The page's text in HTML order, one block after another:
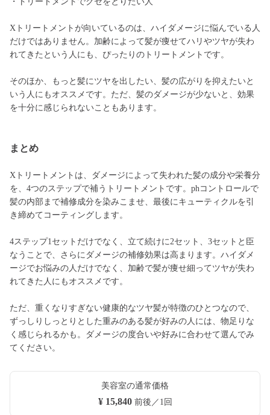
Xトリートメントが向いているのは、ハイダメージに悩んでいる人
だけではありません。加齢によって髪が痩せてハリやツヤが失わ
れてきたという人にも、ぴったりのトリートメントです。
そのほか、もっと髪にツヤを出したい、髪の広がりを抑えたいと
いう人にもオススメです。ただ、髪のダメージが少ないと、効果
を十分に感じられないこともあります。
まとめ
Xトリートメントは、ダメージによって失われた髪の成分や栄養分
を、4つのステップで補うトリートメントです。phコントロールで
髪の内部まで補修成分を染みこませ、最後にキューティクルを引
き締めてコーティングします。
4ステップ1セットだけでなく、立て続けに2セット、3セットと臣
なうことで、さらにダメージの補修効果は高まります。ハイダメ
ージでお悩みの人だけでなく、加齢で髪が痩せ細ってツヤが失わ
れてきた人にもオススメです。
ただ、重くなりすぎない健康的なツヤ髪が特徴のひとつなので、
ずっしりしっとりとした重みのある髪が好みの人には、物足りな
く感じられるかも。ダメージの度合いや好みに合わせて選んでみ
てください。
美容室の通常価格
¥ 15,840前後／1回